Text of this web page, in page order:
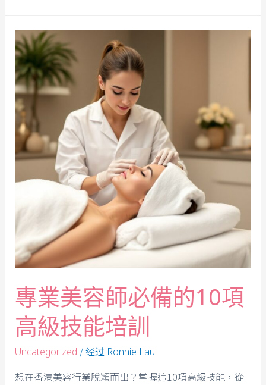
專業美容師必備的10項
高級技能培訓
Uncategorized / 经过 Ronnie Lau
想在香港美容行業脫穎而出？掌握這10項高級技能，從